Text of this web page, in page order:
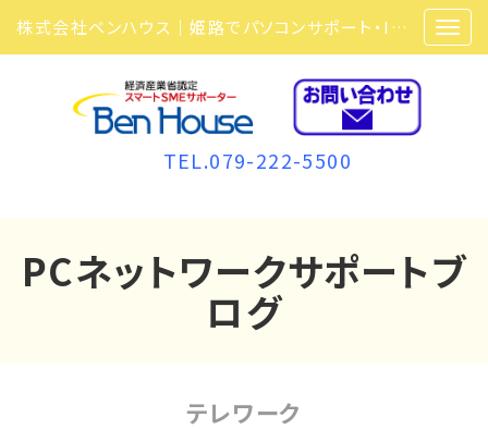
株式会社ベンハウス｜姫路でパソコンサポート・ITサポート・ITセキュリティ・複合機・ビジネスフォンなら弊社にお任せ
TEL.079-222-5500
PCネットワークサポートブ
ログ
テレワーク